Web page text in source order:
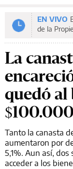
EN VIVO
de la
La
quedó al
$100.000
Tanto la canasta
aumentaron por
5,1%. Aun así,
acceder a los